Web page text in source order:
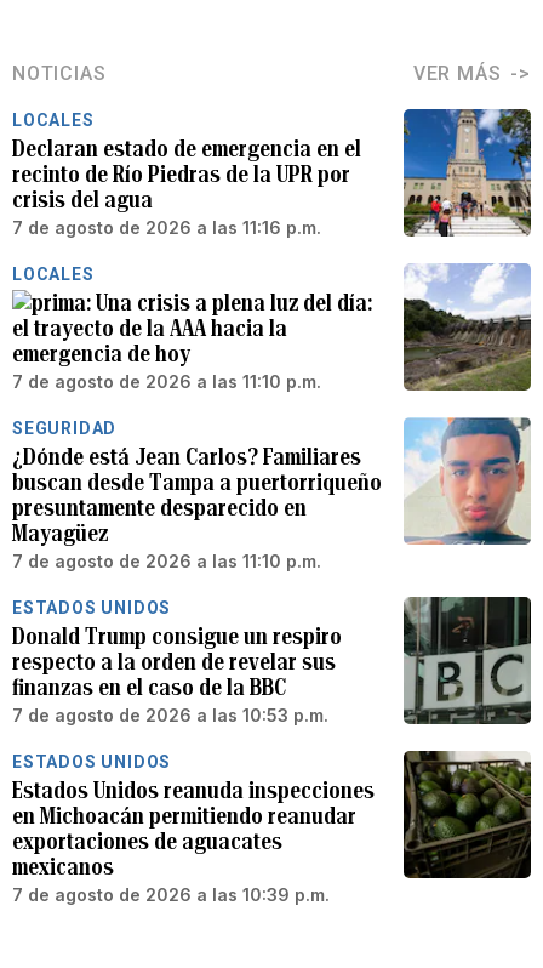
NOTICIAS VER MÁS
LOCALES
Declaran estado de emergencia en el
recinto de Río Piedras de la UPR por
crisis del agua
7 de agosto de 2026 a las 11:16 p.m.
LOCALES
Una crisis a plena luz del día:
el trayecto de la AAA hacia la
emergencia de hoy
7 de agosto de 2026 a las 11:10 p.m.
SEGURIDAD
¿Dónde está Jean Carlos? Familiares
buscan desde Tampa a puertorriqueño
presuntamente desparecido en
Mayagüez
7 de agosto de 2026 a las 11:10 p.m.
ESTADOS UNIDOS
Donald Trump consigue un respiro
respecto a la orden de revelar sus
finanzas en el caso de la BBC
7 de agosto de 2026 a las 10:53 p.m.
ESTADOS UNIDOS
Estados Unidos reanuda inspecciones
en Michoacán permitiendo reanudar
exportaciones de aguacates
mexicanos
7 de agosto de 2026 a las 10:39 p.m.